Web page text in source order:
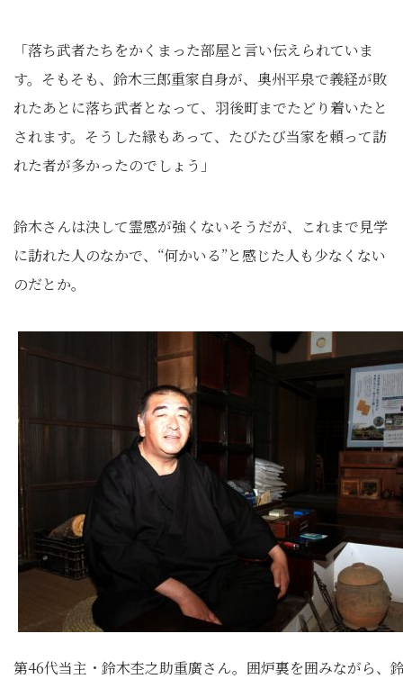
「落ち武者たちをかくまった部屋と言い伝えられていま
す。そもそも、鈴木三郎重家自身が、奥州平泉で義経が敗
れたあとに落ち武者となって、羽後町までたどり着いたと
されます。そうした縁もあって、たびたび当家を頼って訪
れた者が多かったのでしょう」
鈴木さんは決して霊感が強くないそうだが、これまで見学
に訪れた人のなかで、“何かいる”と感じた人も少なくない
のだとか。
第46代当主・鈴木杢之助重廣さん。囲炉裏を囲みながら、